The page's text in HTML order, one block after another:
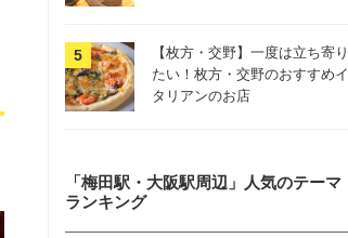
【枚方・交野】一度は立ち寄り
たい！枚方・交野のおすすめイ
タリアンのお店
「梅田駅・大阪駅周辺」人気のテーマ
ランキング